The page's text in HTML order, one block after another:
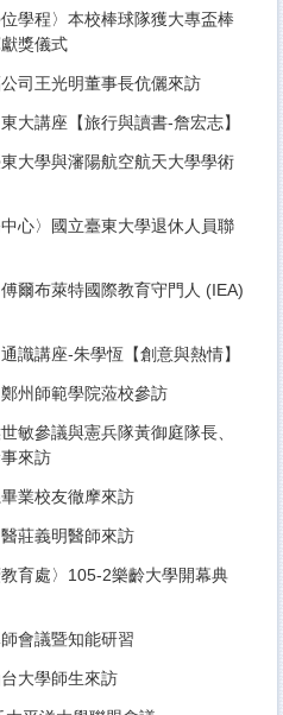
學程〉本校棒球隊獲大專盃棒
獎儀式
司王光明董事長伉儷來訪
大講座【旅行與讀書-詹宏志】
大學與瀋陽航空航天大學學術
心〉國立臺東大學退休人員聯
爾布萊特國際教育守門人 (IEA)
識講座-朱學恆【創意與熱情】
州師範學院蒞校參訪
敏參議與憲兵隊黃御庭隊長、
來訪
業校友徹摩來訪
莊義明醫師來訪
育處〉105-2樂齡大學開幕典
會議暨知能研習
大學師生來訪